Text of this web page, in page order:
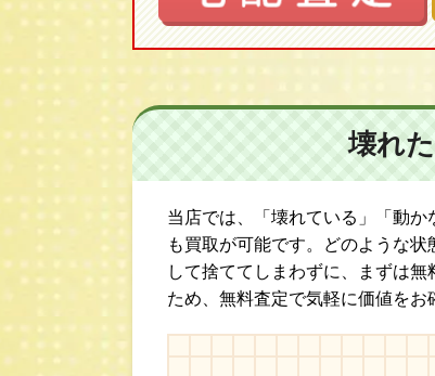
壊れ
当店では、「壊れている」「動
も買取が可能です。どのような
して捨ててしまわずに、まずは
ため、無料査定で気軽に価値をお